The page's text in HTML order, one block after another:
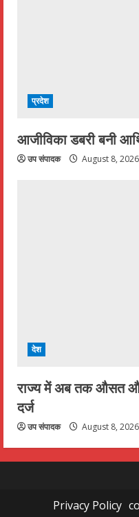
प्रदेश
आजीविका डबरी बनी
उप संपादक August 8, 2026
देश
राज्य में अब तक औसत
दर्ज
उप संपादक August 8, 2026
Privacy Policy